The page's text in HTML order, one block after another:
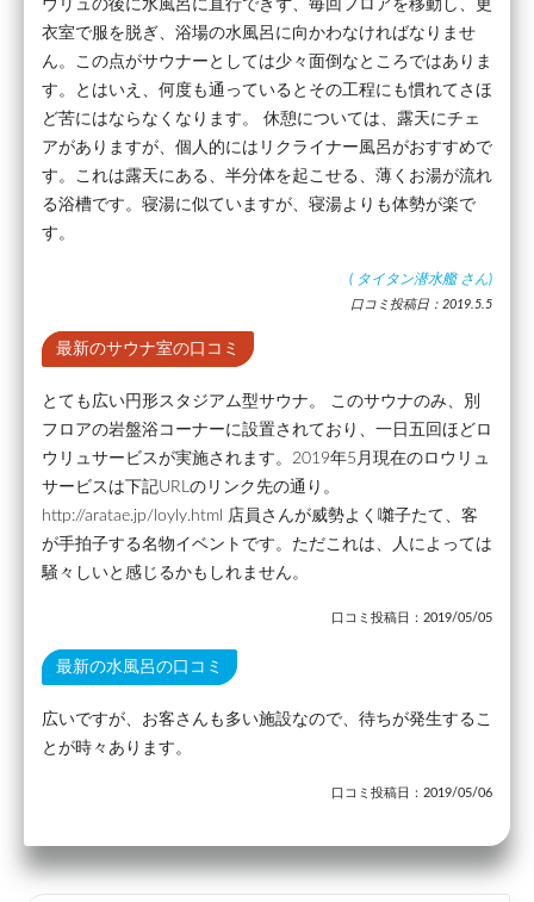
ウリュの後に水風呂に直行できず、毎回フロアを移動し、更
衣室で服を脱ぎ、浴場の水風呂に向かわなければなりませ
ん。この点がサウナーとしては少々面倒なところではありま
す。とはいえ、何度も通っているとその工程にも慣れてさほ
ど苦にはならなくなります。 休憩については、露天にチェ
アがありますが、個人的にはリクライナー風呂がおすすめで
す。これは露天にある、半分体を起こせる、薄くお湯が流れ
る浴槽です。寝湯に似ていますが、寝湯よりも体勢が楽で
す。
( タイタン潜水艦 さん)
口コミ投稿日：2019.5.5
最新のサウナ室の口コミ
とても広い円形スタジアム型サウナ。 このサウナのみ、別
フロアの岩盤浴コーナーに設置されており、一日五回ほどロ
ウリュサービスが実施されます。2019年5月現在のロウリュ
サービスは下記URLのリンク先の通り。
http://aratae.jp/loyly.html 店員さんが威勢よく囃子たて、客
が手拍子する名物イベントです。ただこれは、人によっては
騒々しいと感じるかもしれません。
口コミ投稿日：2019/05/05
最新の水風呂の口コミ
広いですが、お客さんも多い施設なので、待ちが発生するこ
とが時々あります。
口コミ投稿日：2019/05/06